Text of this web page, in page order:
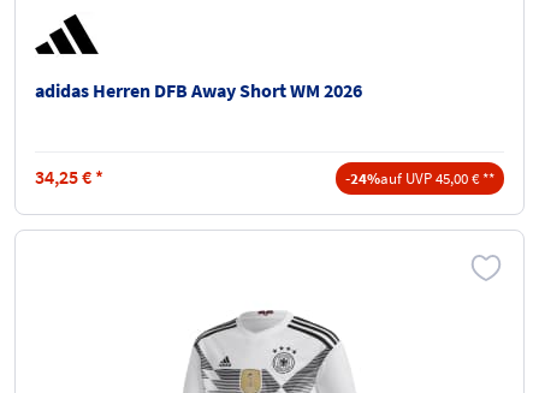
adidas Herren DFB Away Short WM 2026
34,25€ * -24%auf UVP 45,00 € **